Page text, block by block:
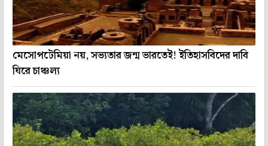
মেসোপটেমিয়া নয়, সভ্যতার জন্ম ভারতেই! ইতিহাসবিদের দাবি
ঘিরে চাঞ্চল্য